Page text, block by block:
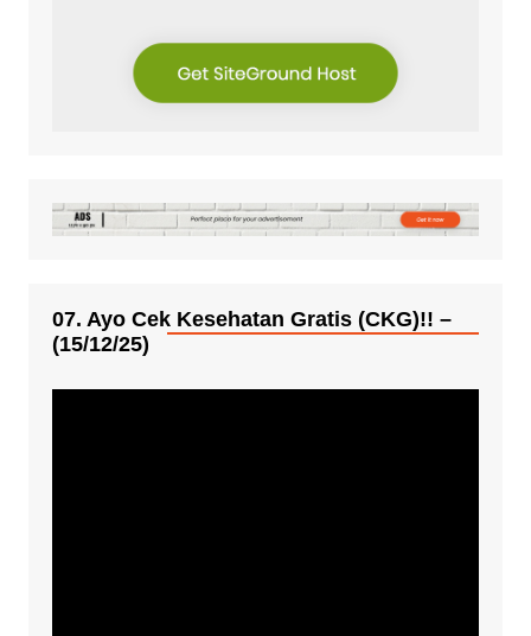
07. Ayo Cek Kesehatan Gratis (CKG)!! –
(15/12/25)